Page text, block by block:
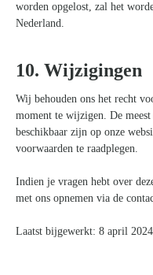
worden opgelost, zal het
Nederland.
10. Wijzigingen
Wij behouden ons het recht
moment te wijzigen. De
beschikbaar zijn op onze
voorwaarden te raadplegen.
Indien je vragen hebt over
met ons opnemen via de
Laatst bijgewerkt: 8 april 2024